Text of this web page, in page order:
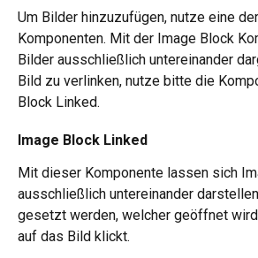
Um Bilder hinzuzufügen, nutze eine
Komponenten. Mit der Image Block
Bilder ausschließlich untereinander
Bild zu verlinken, nutze bitte die
Block Linked.
Image Block Linked
Mit dieser Komponente lassen sich
ausschließlich untereinander
gesetzt werden, welcher geöffnet
auf das Bild klickt.